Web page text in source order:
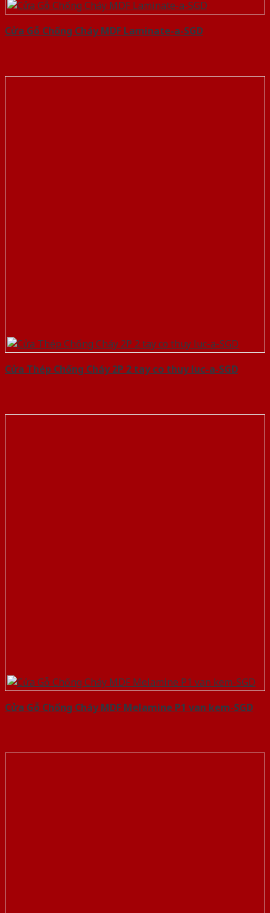
Cửa Gỗ Chống Cháy MDF Laminate-a-SGD
Cửa Thép Chống Cháy 2P 2 tay co thuy luc-a-SGD
Cửa Gỗ Chống Cháy MDF Melamine P1 van kem-SGD